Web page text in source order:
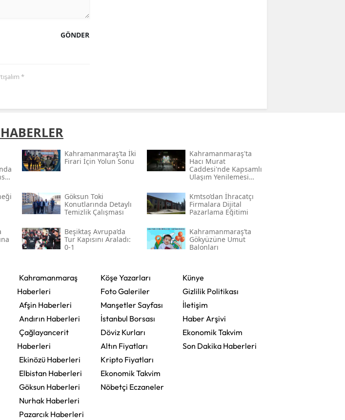
GÖNDER
*
Kahramanmaraş’ta İki
Firari İçin Yolun Sonu
Kahramanmaraş'ta
Hacı Murat
Caddesi'nde Kapsamlı
Ulaşım Yenilemesi
Göksun Toki̇
Konutlarında Detaylı
Temizlik Çalışması
Kmtso’dan İhracatçı
Firmalara Dijital
Pazarlama Eğitimi
Beşiktaş Avrupa’da
Tur Kapısını Araladı:
0-1
Kahramanmaraş’ta
Gökyüzüne Umut
Balonları
Kahramanmaraş
Haberleri
Afşin Haberleri
Andırın Haberleri
Çağlayancerit
Haberleri
Ekinözü Haberleri
Elbistan Haberleri
Göksun Haberleri
Nurhak Haberleri
Pazarcık Haberleri
Köşe Yazarları
Foto Galeriler
Manşetler Sayfası
İstanbul Borsası
Döviz Kurları
Altın Fiyatları
Kripto Fiyatları
Ekonomik Takvim
Nöbetçi Eczaneler
Künye
Gizlilik Politikası
İletişim
Haber Arşivi
Ekonomik Takvim
Son Dakika Haberleri